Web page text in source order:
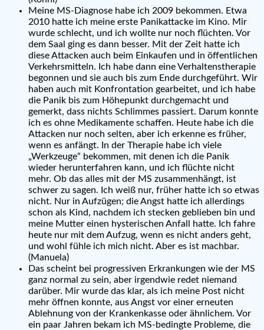
Meine MS-Diagnose habe ich 2009 bekommen. Etwa
2010 hatte ich meine erste Panikattacke im Kino. Mir
wurde schlecht, und ich wollte nur noch flüchten. Vor
dem Saal ging es dann besser. Mit der Zeit hatte ich
diese Attacken auch beim Einkaufen und in öffentlichen
Verkehrsmitteln. Ich habe dann eine Verhaltenstherapie
begonnen und sie auch bis zum Ende durchgeführt. Wir
haben auch mit Konfrontation gearbeitet, und ich habe
die Panik bis zum Höhepunkt durchgemacht und
gemerkt, dass nichts Schlimmes passiert. Darum konnte
ich es ohne Medikamente schaffen. Heute habe ich die
Attacken nur noch selten, aber ich erkenne es früher,
wenn es anfängt. In der Therapie habe ich viele
„Werkzeuge“ bekommen, mit denen ich die Panik
wieder herunterfahren kann, und ich flüchte nicht
mehr. Ob das alles mit der MS zusammenhängt, ist
schwer zu sagen. Ich weiß nur, früher hatte ich so etwas
nicht. Nur in Aufzügen; die Angst hatte ich allerdings
schon als Kind, nachdem ich stecken geblieben bin und
meine Mutter einen hysterischen Anfall hatte. Ich fahre
heute nur mit dem Aufzug, wenn es nicht anders geht,
und wohl fühle ich mich nicht. Aber es ist machbar.
(Manuela)
Das scheint bei progressiven Erkrankungen wie der MS
ganz normal zu sein, aber irgendwie redet niemand
darüber. Mir wurde das klar, als ich meine Post nicht
mehr öffnen konnte, aus Angst vor einer erneuten
Ablehnung von der Krankenkasse oder ähnlichem. Vor
ein paar Jahren bekam ich MS-bedingte Probleme, die